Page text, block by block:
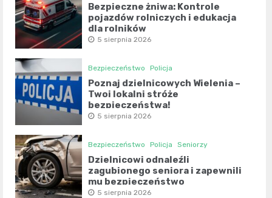
Bezpieczne żniwa: Kontrole
pojazdów rolniczych i edukacja
dla rolników
5 sierpnia 2026
Bezpieczeństwo Policja
Poznaj dzielnicowych Wielenia –
Twoi lokalni stróże
bezpieczeństwa!
5 sierpnia 2026
Bezpieczeństwo Policja Seniorzy
Dzielnicowi odnaleźli
zagubionego seniora i zapewnili
mu bezpieczeństwo
5 sierpnia 2026